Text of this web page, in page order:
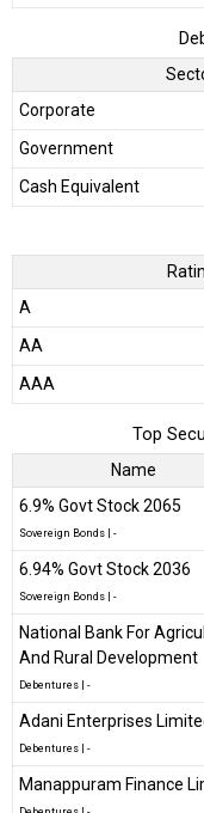
Corporate
Government
Cash Equivalent
A
AA
AAA
Top
Name
6.9% Govt Stock 2065
Sovereign Bonds -
6.94% Govt Stock 2036
Sovereign Bonds -
National Bank For
And Rural Development
Debentures -
Adani Enterprises
Debentures -
Manappuram Finance